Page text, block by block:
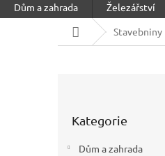
Dům a zahrada Železářství
Domů Stavebniny
kategorie
Kategorie
Dům a zahrada